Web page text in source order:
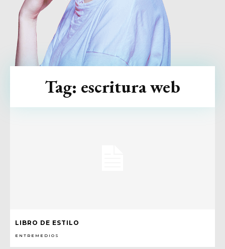
LIBRO DE ESTILO
ENTREMEDIOS
Tag: escritura web